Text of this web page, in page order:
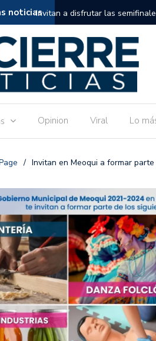
noticiasInvitan a disfrutar las
Ronquillo este jueves.
Opinion Viral Lo
/ Invitan en Meoqui a formar